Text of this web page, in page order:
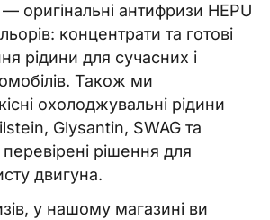
оригінальні антифризи HEPU
концентрати та готові
рідини для сучасних і
Також ми
охолоджувальні рідини
Glysantin, SWAG та
рішення для
двигуна.
у нашому магазині ви